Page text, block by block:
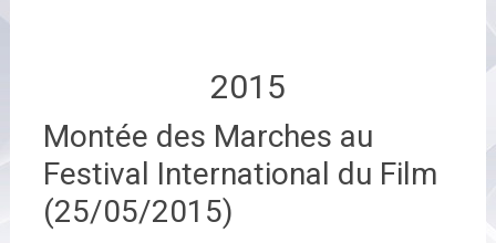
2015
Montée des Marches au
Festival International du Film
(25/05/2015)